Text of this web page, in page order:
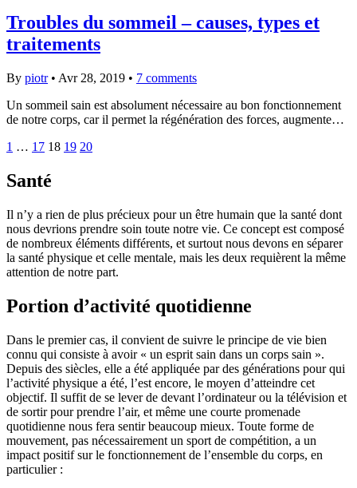
Troubles du sommeil – causes, types et
traitements
By piotr• Avr 28, 2019 • 7 comments
Un sommeil sain est absolument nécessaire au bon fonctionnement
de notre corps, car il permet la régénération des forces, augmente…
1 … 17 18 19 20
Santé
Il n’y a rien de plus précieux pour un être humain que la santé dont
nous devrions prendre soin toute notre vie. Ce concept est composé
de nombreux éléments différents, et surtout nous devons en séparer
la santé physique et celle mentale, mais les deux requièrent la même
attention de notre part.
Portion d’activité quotidienne
Dans le premier cas, il convient de suivre le principe de vie bien
connu qui consiste à avoir « un esprit sain dans un corps sain ».
Depuis des siècles, elle a été appliquée par des générations pour qui
l’activité physique a été, l’est encore, le moyen d’atteindre cet
objectif. Il suffit de se lever de devant l’ordinateur ou la télévision et
de sortir pour prendre l’air, et même une courte promenade
quotidienne nous fera sentir beaucoup mieux. Toute forme de
mouvement, pas nécessairement un sport de compétition, a un
impact positif sur le fonctionnement de l’ensemble du corps, en
particulier :